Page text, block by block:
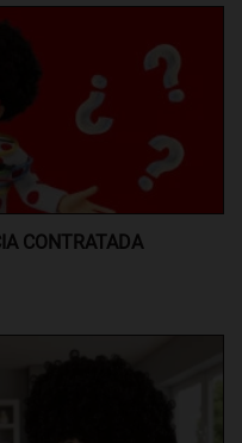
CONTRATADA